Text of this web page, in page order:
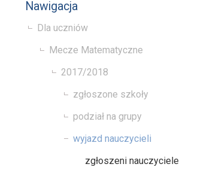
Nawigacja
Dla uczniów
Mecze Matematyczne
2017/2018
zgłoszone szkoły
podział na grupy
wyjazd nauczycieli
zgłoszeni nauczyciele